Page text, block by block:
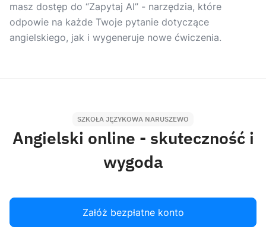
masz dostęp do “Zapytaj AI” - narzędzia, które
odpowie na każde Twoje pytanie dotyczące
angielskiego, jak i wygeneruje nowe ćwiczenia.
SZKOŁA JĘZYKOWA NARUSZEWO
Angielski online - skuteczność i
wygoda
Załóż bezpłatne konto